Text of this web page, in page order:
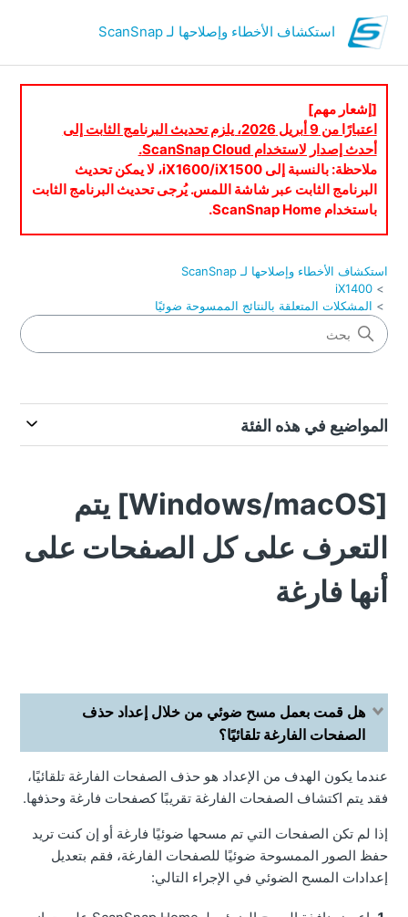
استكشاف الأخطاء وإصلاحها لـ ScanSnap
[إشعار مهم]
اعتبارًا من 9 أبريل 2026، يلزم تحديث البرنامج الثابت إلى
أحدث إصدار لاستخدام ScanSnap Cloud.
ملاحظة: بالنسبة إلى iX1600/iX1500، لا يمكن تحديث
البرنامج الثابت عبر شاشة اللمس. يُرجى تحديث البرنامج الثابت
باستخدام ScanSnap Home.
استكشاف الأخطاء وإصلاحها لـ ScanSnap
iX1400
المشكلات المتعلقة بالنتائج الممسوحة ضوئيًا
المواضيع في هذه الفئة
[Windows/macOS] يتم
التعرف على كل الصفحات على
أنها فارغة
هل قمت بعمل مسح ضوئي من خلال إعداد حذف
الصفحات الفارغة تلقائيًا؟
عندما يكون الهدف من الإعداد هو حذف الصفحات الفارغة تلقائيًا،
فقد يتم اكتشاف الصفحات الفارغة تقريبًا كصفحات فارغة وحذفها.
إذا لم تكن الصفحات التي تم مسحها ضوئيًا فارغة أو إن كنت تريد
حفظ الصور الممسوحة ضوئيًا للصفحات الفارغة، فقم بتعديل
إعدادات المسح الضوئي في الإجراء التالي: